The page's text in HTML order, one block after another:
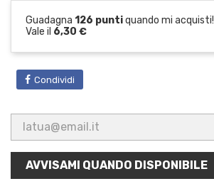
Guadagna 126 puntiquando mi acquisti!
Vale il 6,30 €
Condividi
AVVISAMI QUANDO DISPONIBILE